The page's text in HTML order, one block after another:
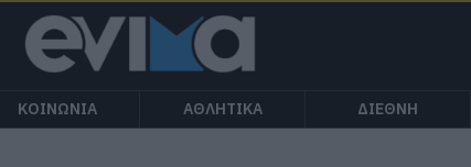
ΚΟΙΝΩΝΙΑ ΑΘΛΗΤΙΚΑ ΔΙΕΘΝΗ